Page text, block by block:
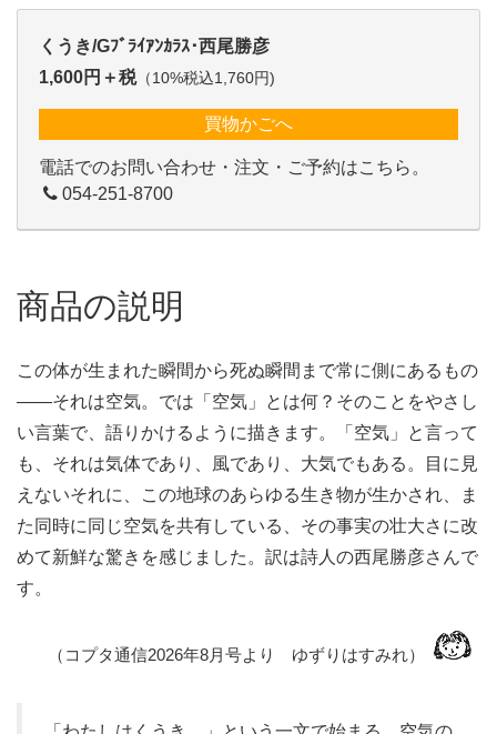
くうき/Gﾌﾞﾗｲｱﾝｶﾗｽ･西尾勝彦
1,600円＋税（10%税込1,760円)
買物かごへ
電話でのお問い合わせ・注文・ご予約はこちら。
054-251-8700
商品の説明
この体が生まれた瞬間から死ぬ瞬間まで常に側にあるもの
――それは空気。では「空気」とは何？そのことをやさし
い言葉で、語りかけるように描きます。「空気」と言って
も、それは気体であり、風であり、大気でもある。目に見
えないそれに、この地球のあらゆる生き物が生かされ、ま
た同時に同じ空気を共有している、その事実の壮大さに改
めて新鮮な驚きを感じました。訳は詩人の西尾勝彦さんで
す。
（コプタ通信2026年8月号より ゆずりはすみれ）